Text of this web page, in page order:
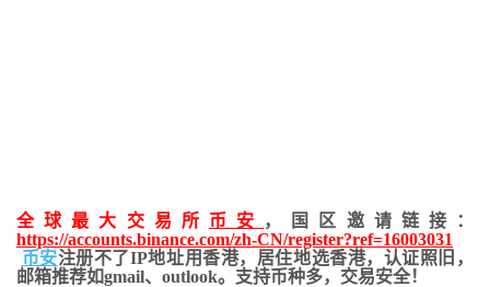
全球最大交易所 币安
，国区邀请链接：
https://accounts.binance.com/zh-CN/register?ref=16003031
币安注册不了IP地址用香港，居住地选香港，认证照旧，
邮箱推荐如gmail、outlook。支持币种多，交易安全！